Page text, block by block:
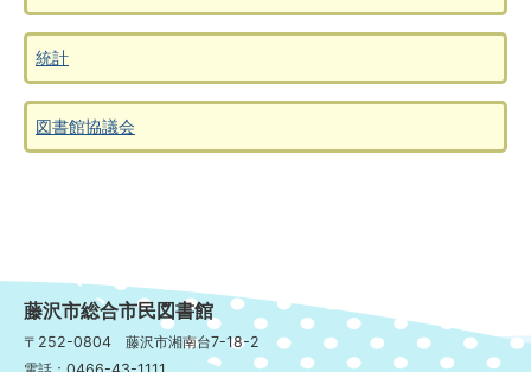
統計
図書館協議会
藤沢市総合市民図書館
〒252-0804 藤沢市湘南台7-18-2